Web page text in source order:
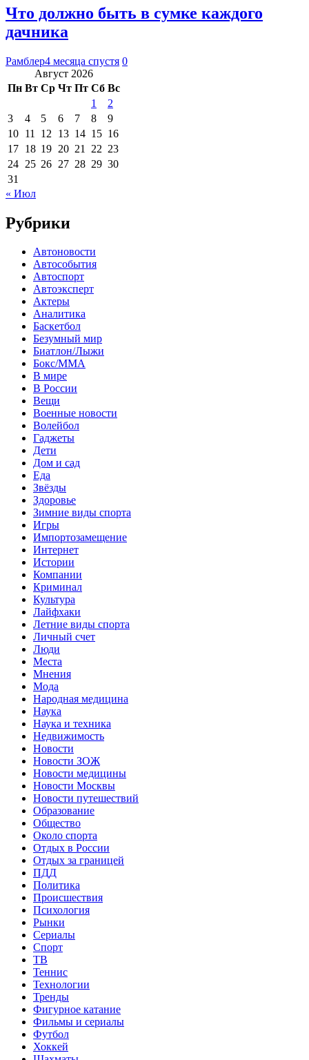
Что должно быть в сумке каждого
дачника
Рамблер4 месяца спустя 0
Август 2026
Пн Вт Ср Чт Пт Сб Вс
1
2
3
4 5 6 7 8
9
10 11 12 13 14 15 16
17 18 19 20 21 22 23
24 25 26 27 28 29 30
31
« Июл
Рубрики
Автоновости
Автособытия
Автоспорт
Автоэксперт
Актеры
Аналитика
Баскетбол
Безумный мир
Биатлон/Лыжи
Бокс/MMA
В мире
В России
Вещи
Военные новости
Волейбол
Гаджеты
Дети
Дом и сад
Еда
Звёзды
Здоровье
Зимние виды спорта
Игры
Импортозамещение
Интернет
Истории
Компании
Криминал
Культура
Лайфхаки
Летние виды спорта
Личный счет
Люди
Места
Мнения
Мода
Народная медицина
Наука
Наука и техника
Недвижимость
Новости
Новости ЗОЖ
Новости медицины
Новости Москвы
Новости путешествий
Образование
Общество
Около спорта
Отдых в России
Отдых за границей
ПДД
Политика
Происшествия
Психология
Рынки
Сериалы
Спорт
ТВ
Теннис
Технологии
Тренды
Фигурное катание
Фильмы и сериалы
Футбол
Хоккей